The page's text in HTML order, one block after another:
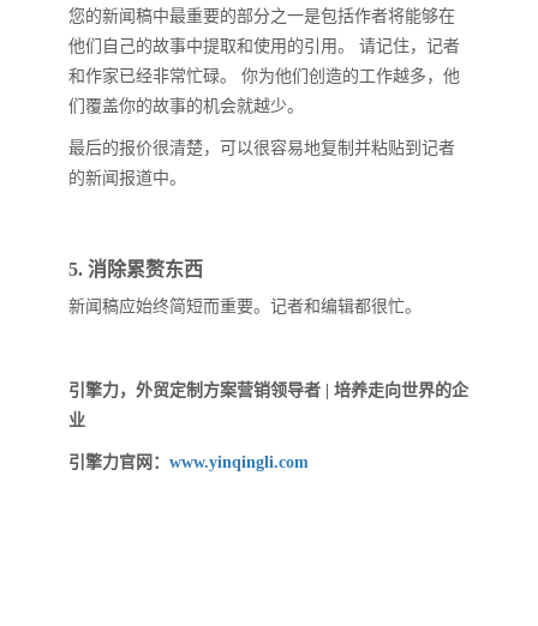
您的新闻稿中最重要的部分之一是包括作者将能够在
他们自己的故事中提取和使用的引用。 请记住，记者
和作家已经非常忙碌。 你为他们创造的工作越多，他
们覆盖你的故事的机会就越少。
最后的报价很清楚，可以很容易地复制并粘贴到记者
的新闻报道中。
5. 消除累赘东西
新闻稿应始终简短而重要。记者和编辑都很忙。
引擎力，外贸定制方案营销领导者 | 培养走向世界的企
业
引擎力官网： www.yinqingli.com